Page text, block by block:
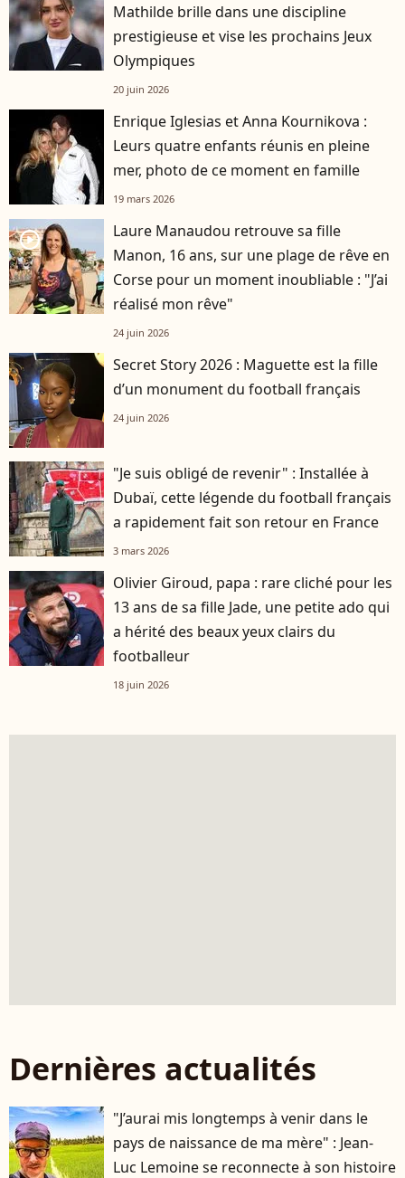
Mathilde brille dans une discipline
prestigieuse et vise les prochains Jeux
Olympiques
20 juin 2026
Enrique Iglesias et Anna Kournikova :
Leurs quatre enfants réunis en pleine
mer, photo de ce moment en famille
19 mars 2026
player2
Laure Manaudou retrouve sa fille
Manon, 16 ans, sur une plage de rêve en
Corse pour un moment inoubliable : "J’ai
réalisé mon rêve"
24 juin 2026
Secret Story 2026 : Maguette est la fille
d’un monument du football français
24 juin 2026
"Je suis obligé de revenir" : Installée à
Dubaï, cette légende du football français
a rapidement fait son retour en France
3 mars 2026
Olivier Giroud, papa : rare cliché pour les
13 ans de sa fille Jade, une petite ado qui
a hérité des beaux yeux clairs du
footballeur
18 juin 2026
Dernières actualités
"J’aurai mis longtemps à venir dans le
pays de naissance de ma mère" : Jean-
Luc Lemoine se reconnecte à son histoire